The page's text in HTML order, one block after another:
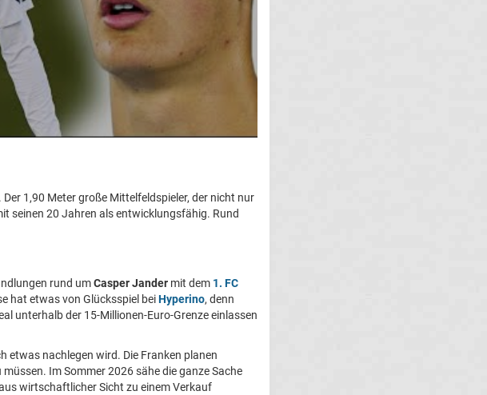
1,90 Meter große Mittelfeldspieler, der nicht nur
seinen 20 Jahren als entwicklungsfähig. Rund
rund umCasper Jander mit dem 1. FC
hat etwas von Glücksspiel beiHyperino, denn
unterhalb der 15-Millionen-Euro-Grenze einlassen
etwas nachlegen wird. Die Franken planen
Im Sommer 2026 sähe die ganze Sache
wirtschaftlicher Sicht zu einem Verkauf